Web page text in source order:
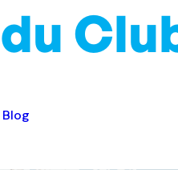
du
Blog